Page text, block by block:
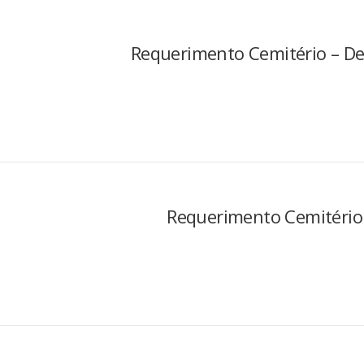
Requerimento Cemitério –
Requerimento